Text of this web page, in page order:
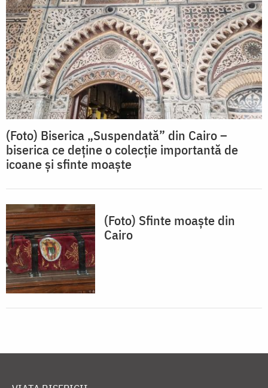
(Foto) Biserica „Suspendată” din Cairo –
biserica ce deține o colecție importantă de
icoane și sfinte moaște
(Foto) Sfinte moaște din
Cairo